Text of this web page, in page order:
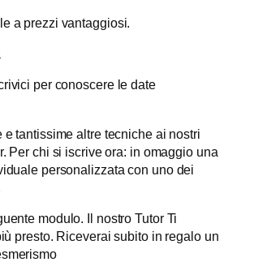
a prezzi vantaggiosi.
per conoscere le date
e tantissime altre tecniche ai nostri
Per chi si iscrive ora: in omaggio una
personalizzata con uno dei
modulo. Il nostro Tutor Ti
presto. Riceverai subito in regalo un